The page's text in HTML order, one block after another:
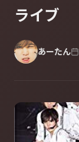
ライブ
あーたん